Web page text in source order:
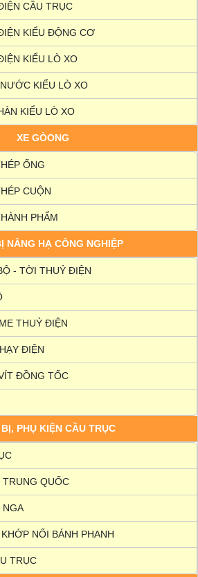
CẦU TRỤC
KIỂU ĐỘNG CƠ
KIỂU LÒ XO
KIỂU LÒ XO
KIỂU LÒ XO
XE GÒONG
ỐNG
CUỘN
PHẨM
NÂNG HẠ CÔNG NGHIỆP
- TỜI THUỶ ĐIỆN
THUỶ ĐIỆN
ĐIỆN
ĐỒNG TỐC
PHỤ KIỆN CẦU TRỤC
QUỐC
NGA
NỐI BÁNH PHANH
TRỤC